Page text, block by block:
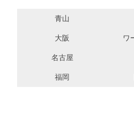
青山
大阪 ワ
名古屋
福岡